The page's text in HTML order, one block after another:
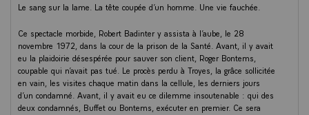
Le sang sur la lame. La tête coupée d’un homme. Une vie fauchée.
Ce spectacle morbide, Robert Badinter y assista à l’aube, le 28
novembre 1972, dans la cour de la prison de la Santé. Avant, il y avait
eu la plaidoirie désespérée pour sauver son client, Roger Bontems,
coupable qui n’avait pas tué. Le procès perdu à Troyes, la grâce sollicitée
en vain, les visites chaque matin dans la cellule, les derniers jours
d’un condamné. Avant, il y avait eu ce dilemme insoutenable : qui des
deux condamnés, Buffet ou Bontems, exécuter en premier. Ce sera